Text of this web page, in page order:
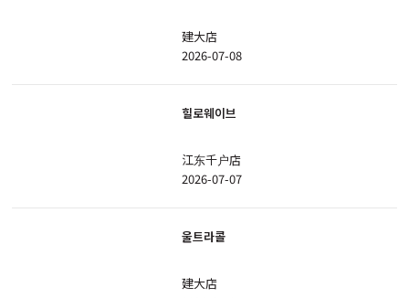
建大店
2026-07-08
힐로웨이브
江东千户店
2026-07-07
울트라콜
建大店